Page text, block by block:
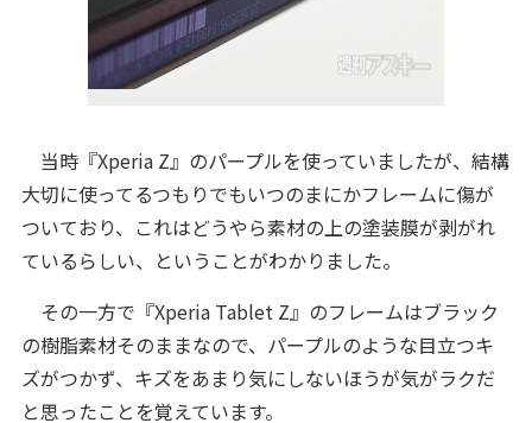
当時『Xperia Z』のパープルを使っていましたが、結構
大切に使ってるつもりでもいつのまにかフレームに傷が
ついており、これはどうやら素材の上の塗装膜が剥がれ
ているらしい、ということがわかりました。
その一方で『Xperia Tablet Z』のフレームはブラック
の樹脂素材そのままなので、パープルのような目立つキ
ズがつかず、キズをあまり気にしないほうが気がラクだ
と思ったことを覚えています。